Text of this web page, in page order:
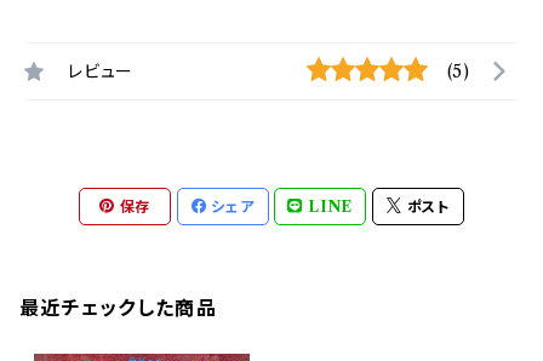
レビュー (5)
保存 シェア LINE ポスト
最近チェックした商品